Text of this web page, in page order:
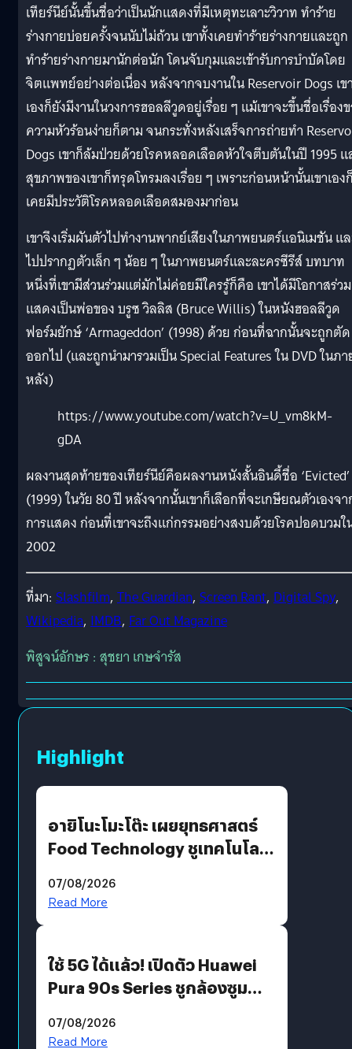
เทียร์นีย์นั้นขึ้นชื่อว่าเป็นนักแสดงที่มีเหตุทะเลาะวิวาท ทำร้าย
ร่างกายบ่อยครั้งจนนับไม่ถ้วน เขาทั้งเคยทำร้ายร่างกายและถูก
ทำร้ายร่างกายมานักต่อนัก โดนจับกุมและเข้ารับการบำบัดโดย
จิตแพทย์อย่างต่อเนื่อง หลังจากจบงานใน Reservoir Dogs เข
เองก็ยังมีงานในวงการฮอลลีวูดอยู่เรื่อย ๆ แม้เขาจะขึ้นชื่อเรื่อง
ความหัวร้อนง่ายก็ตาม จนกระทั่งหลังเสร็จการถ่ายทำ
Dogs เขาก็ล้มป่วยด้วยโรคหลอดเลือดหัวใจตีบตันในปี 1995 แ
สุขภาพของเขาก็ทรุดโทรมลงเรื่อย ๆ เพราะก่อนหน้านั้นเขาเอง
เคยมีประวัติโรคหลอดเลือดสมองมาก่อน
เขาจึงเริ่มผันตัวไปทำงานพากย์เสียงในภาพยนตร์แอนิเมชัน แ
ไปปรากฏตัวเล็ก ๆ น้อย ๆ ในภาพยนตร์และละครซีรีส์ บทบาท
หนึ่งที่เขามีส่วนร่วมแต่มักไม่ค่อยมีใครรู้ก็คือ เขาได้มีโอกาสร่วม
แสดงเป็นพ่อของ บรูซ วิลลิส (Bruce Willis) ในหนังฮอลลีวูด
ฟอร์มยักษ์ ‘Armageddon’ (1998) ด้วย ก่อนที่ฉากนั้นจะถูกตัด
ออกไป (และถูกนำมารวมเป็น Special Features ใน DVD ในภ
หลัง)
https://www.youtube.com/watch?v=U_vm8kM-
gDA
ผลงานสุดท้ายของเทียร์นีย์คือผลงานหนังสั้นอินดี้ชื่อ ‘Evicted’
(1999) ในวัย 80 ปี หลังจากนั้นเขาก็เลือกที่จะเกษียณตัวเองจ
การแสดง ก่อนที่เขาจะถึงแก่กรรมอย่างสงบด้วยโรคปอดบวมใ
2002
ที่มา: Slashfilm, The Guardian, Screen Rant, Digital Spy,
Wikipedia, IMDB, Far Out Magazine
พิสูจน์อักษร : สุชยา เกษจำรัส
Highlight
อายิโนะโมะโต๊ะ เผยยุทธศาสตร์
Food Technology ชูเทคโนโลยี
บริโภคและ B2B
07/08/2026
Read More
ใช้ 5G ได้แล้ว! เปิดตัว Huawei
Pura 90s Series ชูกล้องซูม
07/08/2026
Read More